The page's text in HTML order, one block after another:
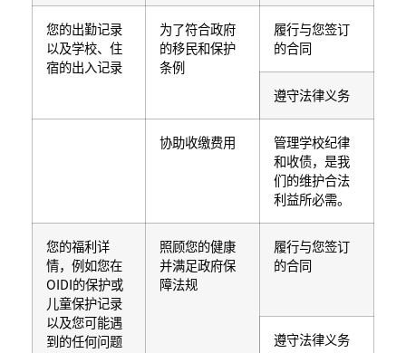
您的出勤记录
以及学校、住
宿的出入记录
为了符合政府
的移民和保护
条例
履行与您签订
的合同
遵守法律义务
协助收缴费用
管理学校纪律
和收债，是我
们的维护合法
利益所必需。
您的福利详
情，例如您在
OIDI的保护或
儿童保护记录
以及您可能遇
到的任何问题
照顾您的健康
并满足政府保
障法规
履行与您签订
的合同
遵守法律义务